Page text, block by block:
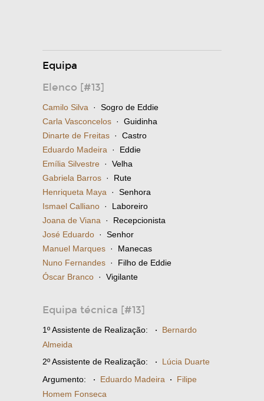
Equipa
Elenco [#13]
Camilo Silva · Sogro de Eddie
Carla Vasconcelos · Guidinha
Dinarte de Freitas · Castro
Eduardo Madeira · Eddie
Emília Silvestre · Velha
Gabriela Barros · Rute
Henriqueta Maya · Senhora
Ismael Calliano · Laboreiro
Joana de Viana · Recepcionista
José Eduardo · Senhor
Manuel Marques · Manecas
Nuno Fernandes · Filho de Eddie
Óscar Branco · Vigilante
Equipa técnica [#13]
1º Assistente de Realização: · Bernardo
Almeida
2º Assistente de Realização: · Lúcia Duarte
Argumento: · Eduardo Madeira · Filipe
Homem Fonseca